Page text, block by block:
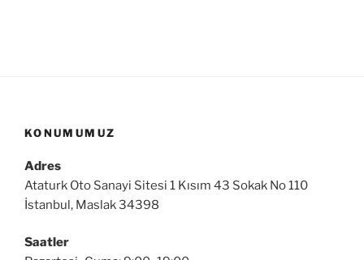
KONUMUMUZ
Adres
Ataturk Oto Sanayi Sitesi 1 Kısım 43 Sokak No 110
İstanbul, Maslak 34398
Saatler